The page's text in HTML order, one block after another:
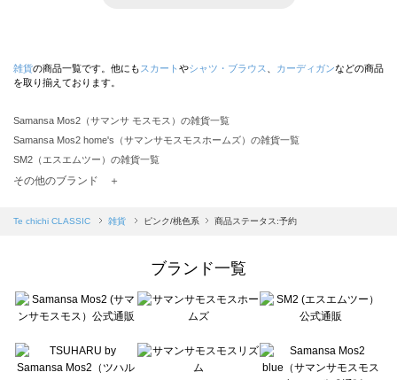
雑貨の商品一覧です。他にも スカート やシャツ・ブラウス カーディガンなどの商品
を取り揃えております。
Samansa Mos2（サマンサ モスモス）の雑貨一覧
Samansa Mos2 home's（サマンサモスモスホームズ）の雑貨一覧
SM2（エスエムツー）の雑貨一覧
TSUHARU by Samansa Mos2（ツハルバイサマンサモスモス）の雑貨一覧
Samansa Mos2 blue（サマンサモスモス ブルー）の雑貨一覧
sō4ū（ソウフォーユー）の雑貨一覧
Te chichi（テチチ）の雑貨一覧
Te chichi CLASSIC（テチチ クラシック）の雑貨一覧
Lugnoncure（ルノンキュール）の雑貨一覧
BETTY'S BLUE（べティーズブルー）の雑貨一覧
その他のブランド ＋
Te chichi CLASSIC 雑貨 ピンク/桃色系 商品ステータス:予約
ブランド一覧